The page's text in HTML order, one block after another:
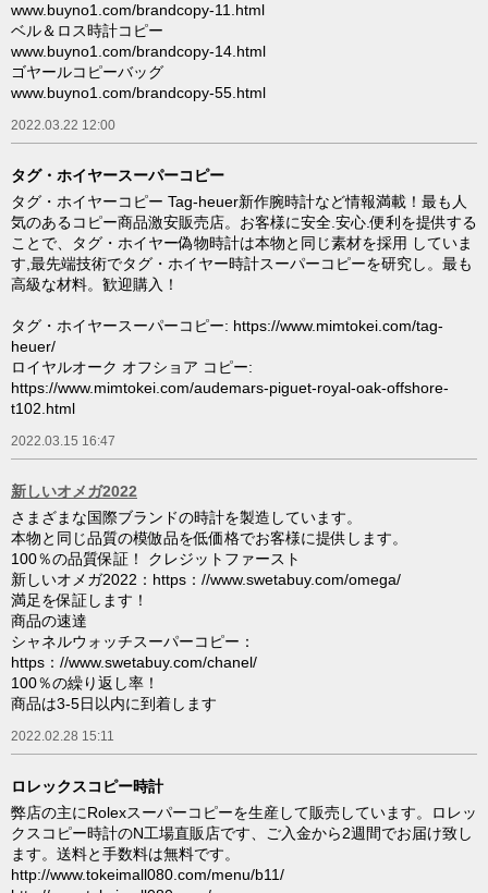
www.buyno1.com/brandcopy-11.html
ベル＆ロス時計コピー
www.buyno1.com/brandcopy-14.html
ゴヤールコピーバッグ
www.buyno1.com/brandcopy-55.html
2022.03.22 12:00
タグ・ホイヤースーパーコピー
タグ・ホイヤーコピー Tag-heuer新作腕時計など情報満載！最も人
気のあるコピー商品激安販売店。お客様に安全.安心.便利を提供する
ことで、タグ・ホイヤー偽物時計は本物と同じ素材を採用 していま
す,最先端技術でタグ・ホイヤー時計スーパーコピーを研究し。最も
高級な材料。歓迎購入！
タグ・ホイヤースーパーコピー: https://www.mimtokei.com/tag-
heuer/
ロイヤルオーク オフショア コピー:
https://www.mimtokei.com/audemars-piguet-royal-oak-offshore-
t102.html
2022.03.15 16:47
新しいオメガ2022
さまざまな国際ブランドの時計を製造しています。
本物と同じ品質の模倣品を低価格でお客様に提供します。
100％の品質保証！ クレジットファースト
新しいオメガ2022：https：//www.swetabuy.com/omega/
満足を保証します！
商品の速達
シャネルウォッチスーパーコピー：
https：//www.swetabuy.com/chanel/
100％の繰り返し率！
商品は3-5日以内に到着します
2022.02.28 15:11
ロレックスコピー時計
弊店の主にRolexスーパーコピーを生産して販売しています。ロレッ
クスコピー時計のN工場直販店です、ご入金から2週間でお届け致し
ます。送料と手数料は無料です。
http://www.tokeimall080.com/menu/b11/